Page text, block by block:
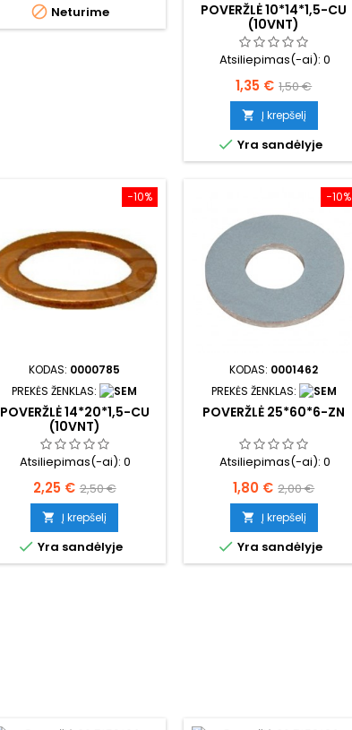
 Neturime
POVERŽLĖ 10*14*1,5-CU
(10VNT)
Atsiliepimas(-ai): 0
Kaina
1,35 € Bazinė
kaina
1,50 €
 Į krepšelį
 Yra sandėlyje
−10%
KODAS: 0000785
PREKĖS ŽENKLAS:
POVERŽLĖ 14*20*1,5-CU
(10VNT)
Atsiliepimas(-ai):0
Kaina
2,25 € Bazinė
kaina
2,50 €
 Į krepšelį
 Yra sandėlyje
−10%
KODAS: 0001462
PREKĖS ŽENKLAS:
POVERŽLĖ 25*60*6-ZN
Atsiliepimas(-ai): 0
Kaina
1,80 € Bazinė
kaina
2,00 €
 Į krepšelį
 Yra sandėlyje